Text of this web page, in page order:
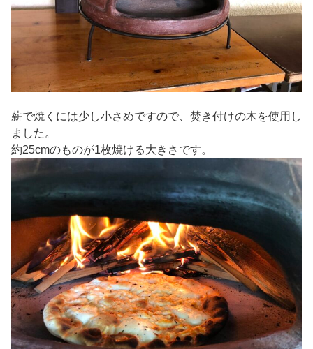
薪で焼くには少し小さめですので、焚き付けの木を使用し
ました。
約25cmのものが1枚焼ける大きさです。